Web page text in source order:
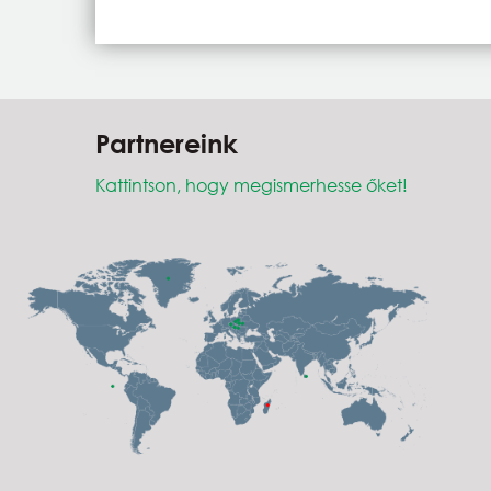
Partnereink
Kattintson, hogy megismerhesse őket!